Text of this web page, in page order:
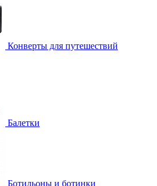
Конверты для путешествий
Балетки
Ботильоны и ботинки